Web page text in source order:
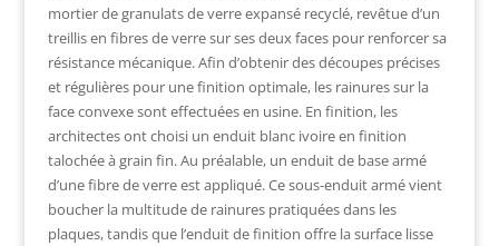
mortier de granulats de verre expansé recyclé, revêtue d’un
treillis en fibres de verre sur ses deux faces pour renforcer sa
résistance mécanique. Afin d’obtenir des découpes précises
et régulières pour une finition optimale, les rainures sur la
face convexe sont effectuées en usine. En finition, les
architectes ont choisi un enduit blanc ivoire en finition
talochée à grain fin. Au préalable, un enduit de base armé
d’une fibre de verre est appliqué. Ce sous-enduit armé vient
boucher la multitude de rainures pratiquées dans les
plaques, tandis que l’enduit de finition offre la surface lisse